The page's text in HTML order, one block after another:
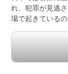
れ、犯罪が見逃
場で起きている